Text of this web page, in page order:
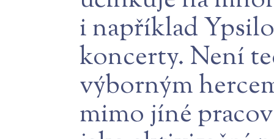
i například
koncerty. Není
výborným
mimo jíné